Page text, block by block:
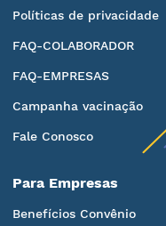
Políticas de privacidade
FAQ-COLABORADOR
FAQ-EMPRESAS
Campanha vacinação
Fale Conosco
Para Empresas
Benefícios Convênio